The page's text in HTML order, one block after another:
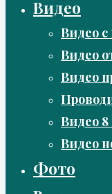
Видео
Видео с
Видео
Видео
Видео 8
Видео
Фото